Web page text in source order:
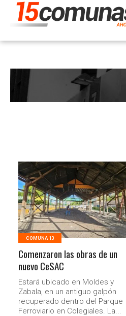
LEER MAS
COMUNA 13
Comenzaron las obras de un
nuevo CeSAC
Estará ubicado en Moldes y
Zabala, en un antiguo galpón
recuperado dentro del Parque
Ferroviario en Colegiales. La...